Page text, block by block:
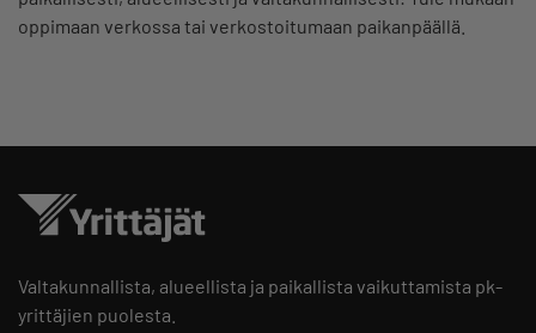
oppimaan verkossa tai verkostoitumaan paikanpäällä.
Valtakunnallista, alueellista ja paikallista vaikuttamista pk-
yrittäjien puolesta.